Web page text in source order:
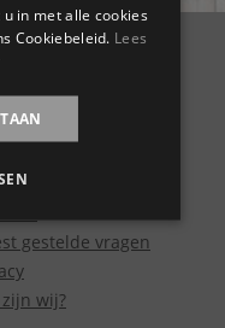
Voorwaarden
gestelde vragen
wij?
in met alle cookies
Cookiebeleid. Lees